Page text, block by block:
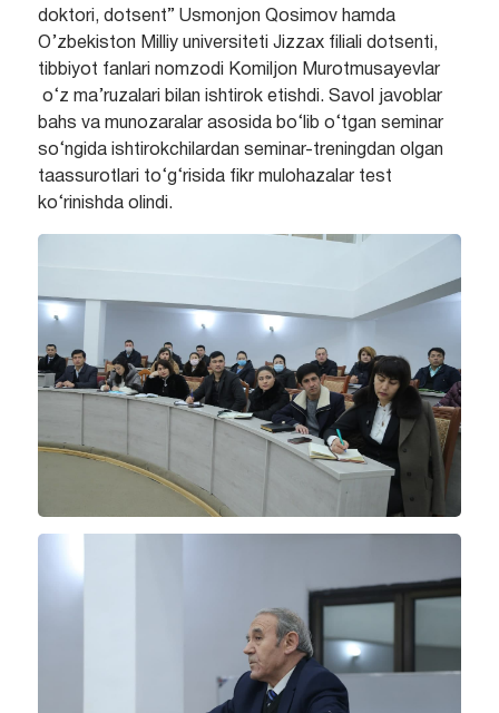
doktori, dotsent” Usmonjon Qosimov hamda
O’zbekiston Milliy universiteti Jizzax filiali dotsenti,
tibbiyot fanlari nomzodi Komiljon Murotmusayevlar
o‘z ma’ruzalari bilan ishtirok etishdi. Savol javoblar
bahs va munozaralar asosida bo‘lib o‘tgan seminar
so‘ngida ishtirokchilardan seminar-treningdan olgan
taassurotlari to‘g‘risida fikr mulohazalar test
ko‘rinishda olindi.